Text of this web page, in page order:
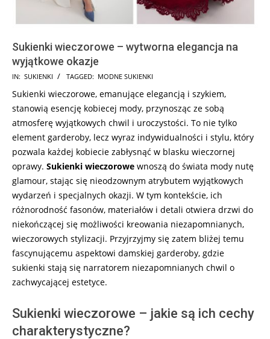
Sukienki wieczorowe – wytworna elegancja na
wyjątkowe okazje
2023-
11-
29
IN: SUKIENKI TAGGED: MODNE SUKIENKI
Sukienki wieczorowe, emanujące elegancją i szykiem,
stanowią esencję kobiecej mody, przynosząc ze sobą
atmosferę wyjątkowych chwil i uroczystości. To nie tylko
element garderoby, lecz wyraz indywidualności i stylu, który
pozwala każdej kobiecie zabłysnąć w blasku wieczornej
oprawy. Sukienki wieczorowe wnoszą do świata mody nutę
glamour, stając się nieodzownym atrybutem wyjątkowych
wydarzeń i specjalnych okazji. W tym kontekście, ich
różnorodność fasonów, materiałów i detali otwiera drzwi do
niekończącej się możliwości kreowania niezapomnianych,
wieczorowych stylizacji. Przyjrzyjmy się zatem bliżej temu
fascynującemu aspektowi damskiej garderoby, gdzie
sukienki stają się narratorem niezapomnianych chwil o
zachwycającej estetyce.
Sukienki wieczorowe – jakie są ich cechy
charakterystyczne?